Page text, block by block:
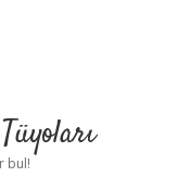
bul!